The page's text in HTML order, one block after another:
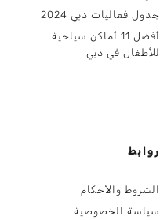
جدول فعاليات دبي 2024
أفضل 11 أماكن سياحية
للأطفال في دبي
روابط
الشروط والأحكام
سياسة الخصوصية